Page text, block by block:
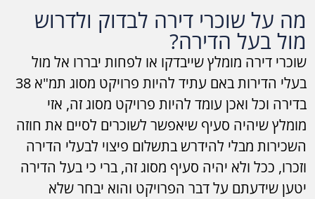
מה על שוכרי דירה לבדוק ולדרוש
מול בעל הדירה?
שוכרי דירה מומלץ שייבדקו או לפחות יבררו אל מול
בעלי הדירות באם עתיד להיות פרויקט מסוג תמ"א 38
בדירה וכל ואכן עומד להיות פרויקט מסוג זה, אזי
מומלץ שיהיה סעיף שיאפשר לשוכרים לסיים את חוזה
השכירות מבלי להידרש בתשלום פיצוי לבעלי הדירה
וזכרו, ככל ולא יהיה סעיף מסוג זה, ברי כי בעל הדירה
יטען שידעתם על דבר הפרויקט והוא יבחר שלא